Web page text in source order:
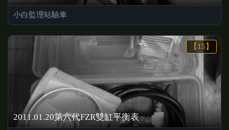
小白監理站驗車
【15】
2011.01.20第六代FZR雙缸平衡表